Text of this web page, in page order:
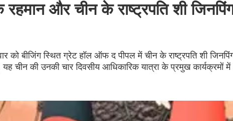
रहमान और चीन के राष्ट्रपति शी
को बीजिंग स्थित ग्रेट हॉल ऑफ द पीपल में चीन के राष्ट्रपति शी
यह चीन की उनकी चार दिवसीय आधिकारिक यात्रा के प्रमुख कार्यक्रमों में